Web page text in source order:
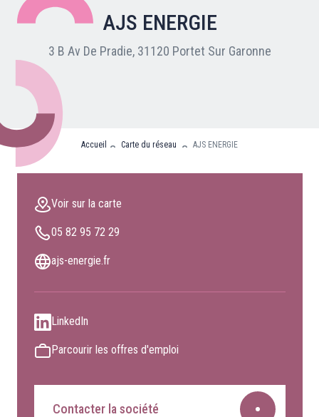
Nos adhérents
Carte du réseau
Nos partenaires
Clients professionnels
AJS ENERGIE
3 B Av De Pradie, 31120 Portet Sur Garonne
Accueil Carte du réseau AJS ENERGIE
Voir sur la carte
05 82 95 72 29
ajs-energie.fr
LinkedIn
Parcourir les offres d'emploi
Contacter la société